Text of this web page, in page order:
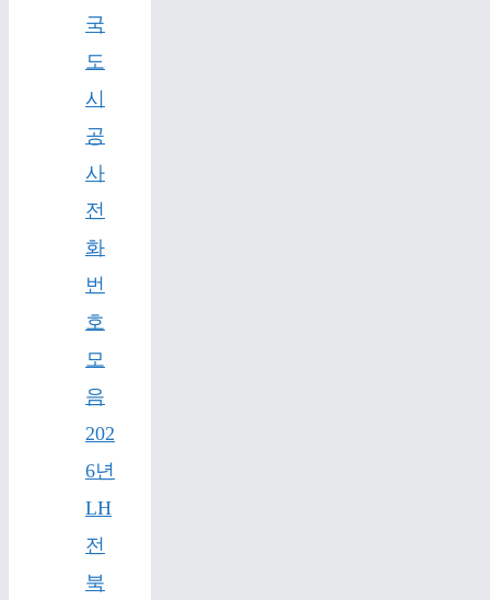
국
도
시
공
사
전
화
번
호
모
음
202
6년
LH
전
북